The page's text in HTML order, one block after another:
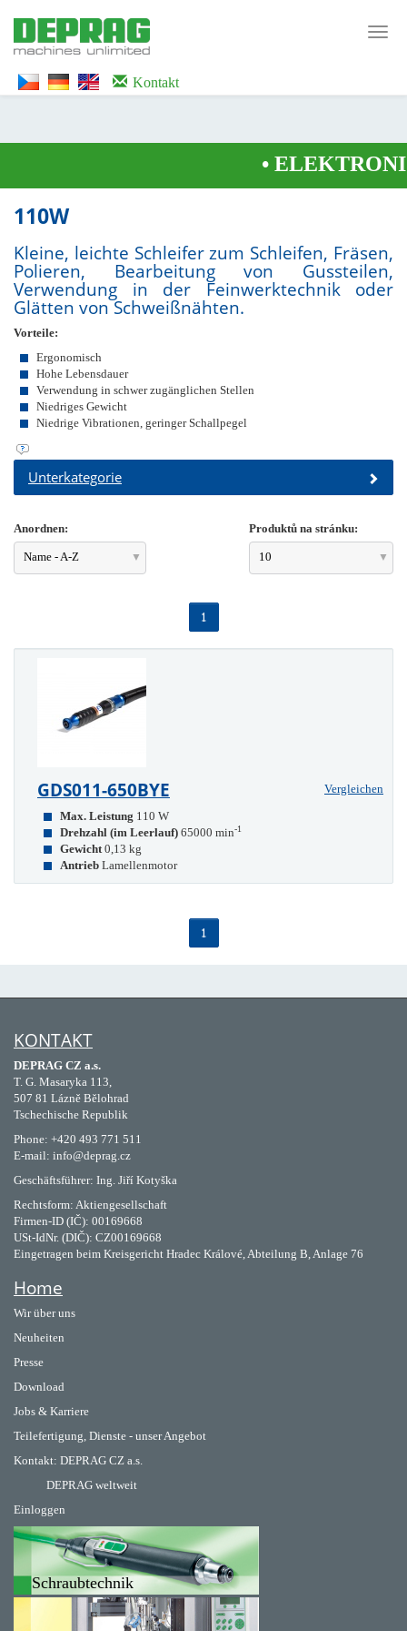
WTG9QS7C" height="0" width="0" style="display:none;visibility:hidden">
</iframe></noscript>
Kontakt
•
110W
Kleine, leichte Schleifer zum Schleifen, Fräsen,
Polieren, Bearbeitung von Gussteilen,
Verwendung in der Feinwerktechnik oder
Glätten von Schweißnähten.
Vorteile:
Ergonomisch
Hohe Lebensdauer
Verwendung in schwer zugänglichen Stellen
Niedriges Gewicht
Niedrige Vibrationen, geringer Schallpegel
Unterkategorie
Anordnen:
Name - A-Z
Produktů na stránku:
10
1
GDS011-650BYE
Vergleichen
Max. Leistung 110 W
Drehzahl (im Leerlauf) 65000 min-1
Gewicht 0,13 kg
Antrieb Lamellenmotor
1
KONTAKT
DEPRAG CZ a.s.
T. G. Masaryka 113,
507 81 Lázně Bělohrad
Tschechische Republik
Phone: +420 493 771 511
E-mail: info@deprag.cz
Geschäftsführer: Ing. Jiří Kotyška
Rechtsform: Aktiengesellschaft
Firmen-ID (IČ): 00169668
USt-IdNr. (DIČ): CZ00169668
Eingetragen beim Kreisgericht Hradec Králové, Abteilung B, Anlage 76
Home
Wir über uns
Neuheiten
Presse
Download
Jobs & Karriere
Teilefertigung, Dienste - unser Angebot
Kontakt: DEPRAG CZ a.s.
DEPRAG weltweit
Einloggen
Schraubtechnik